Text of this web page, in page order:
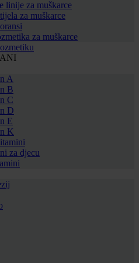
linije za muškarce
za muškarce
za muškarce
A
B
C
D
E
K
za djecu